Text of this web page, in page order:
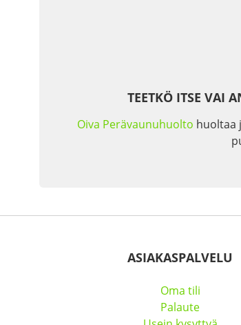
TEETKÖ ITSE VAI
Oiva Perävaunuhuolto huoltaa
ASIAKASPALVELU
Oma tili
Palaute